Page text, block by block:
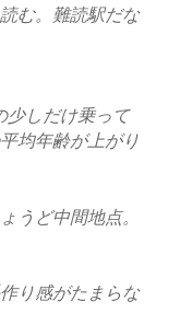
む。難読駅だな
少しだけ乗って
均年齢が上がり
うど中間地点。
り感がたまらな